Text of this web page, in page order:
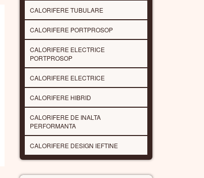
CALORIFERE TUBULARE
CALORIFERE PORTPROSOP
CALORIFERE ELECTRICE
PORTPROSOP
CALORIFERE ELECTRICE
CALORIFERE HIBRID
CALORIFERE DE INALTA
PERFORMANTA
CALORIFERE DESIGN IEFTINE